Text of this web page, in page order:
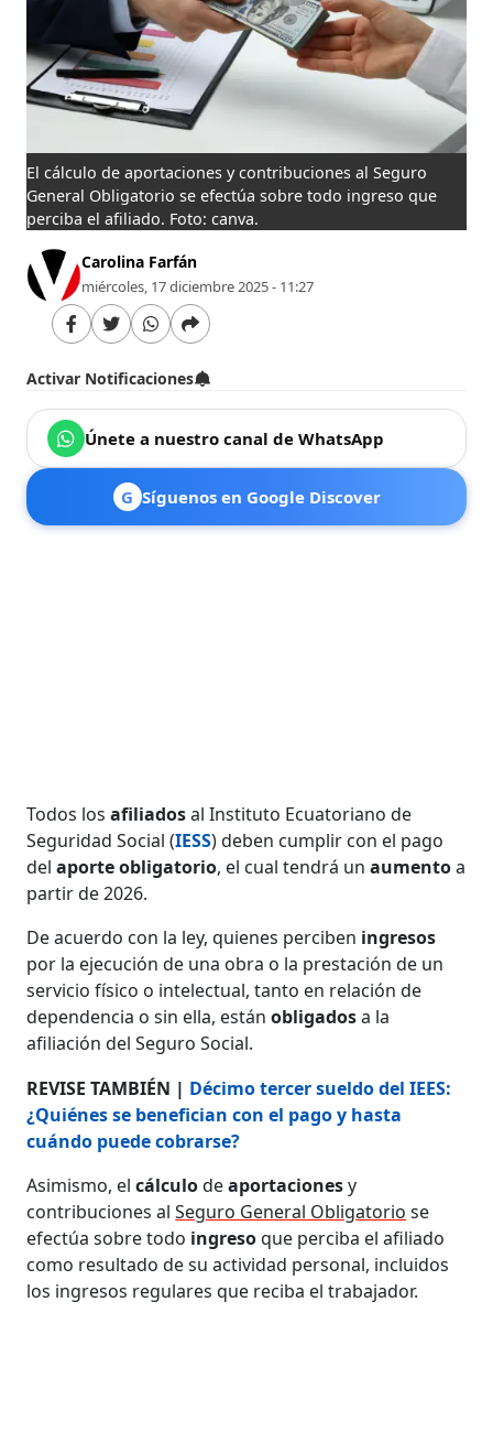
El cálculo de aportaciones y contribuciones al Seguro
General Obligatorio se efectúa sobre todo ingreso que
perciba el afiliado. Foto: canva.
Carolina Farfán
miércoles, 17 diciembre 2025 - 11:27
Activar Notificaciones
Únete a nuestro canal de WhatsApp
G Síguenos en Google Discover
Todos losafiliadosal Instituto Ecuatoriano de
Seguridad Social (IESS) deben cumplir con el pago
delaporte obligatorio, el cual tendrá unaumentoa
partir de 2026.
De acuerdo con la ley, quienes perciben ingresos
por la ejecución de una obra o la prestación de un
servicio físico o intelectual, tanto en relación de
dependencia o sin ella, estánobligadosa la
afiliación del Seguro Social.
REVISE TAMBIÉN | Décimo tercer sueldo del IEES:
¿Quiénes se benefician con el pago y hasta
cuándo puede cobrarse?
Asimismo, elcálculodeaportacionesy
contribuciones alSeguro General Obligatorio se
efectúa sobre todo ingresoque perciba el afiliado
como resultado de su actividad personal, incluidos
los ingresos regulares que reciba el trabajador.